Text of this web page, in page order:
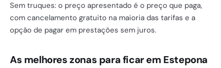
Sem truques: o preço apresentado é o preço que paga,
com cancelamento gratuito na maioria das tarifas e a
opção de pagar em prestações sem juros.
As melhores zonas para ficar em Estepona